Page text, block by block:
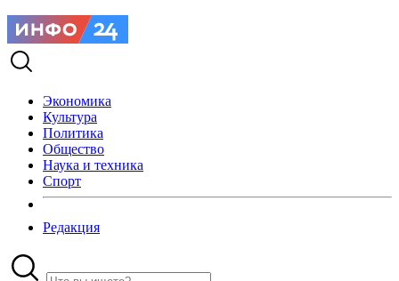
Экономика
Культура
Политика
Общество
Наука и техника
Спорт
Редакция